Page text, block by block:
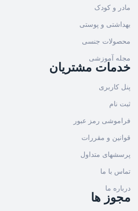
مادر و کودک
بهداشتی و پوستی
محصولات جنسی
مجله آموزشی
خدمات مشتریان
پنل کاربری
ثبت نام
فراموشی رمز عبور
قوانین و مقررات
پرسشهای متداول
تماس با ما
درباره ما
مجوز ها